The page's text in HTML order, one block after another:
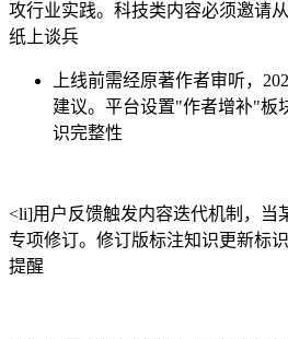
攻行业实践。科技类内容必须邀请
纸上谈兵
上线前需经原著作者审听，
建议。平台设置"作者增补"板
识完整性
<li]用户反馈触发内容迭代机制，当
专项修订。修订版标注知识更新标
提醒